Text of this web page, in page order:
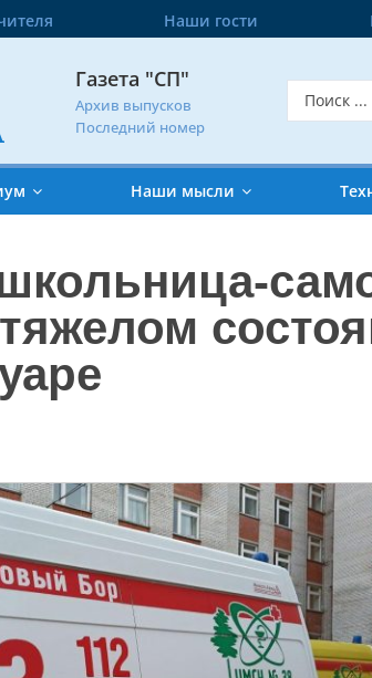
Наши гости
Газета "СП"
Архив выпусков
Последний номер
Наши мысли